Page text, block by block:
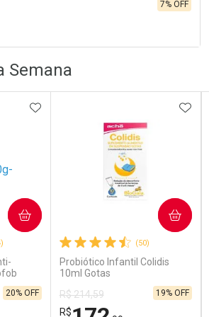
7% OFF
Semana
20% OFF
ADICIONAR AOS FAVORITOS
(50)
Probiótico Infantil Colidis
10ml Gotas
R$ 214,59
R$
19% OFF
COMPRAR